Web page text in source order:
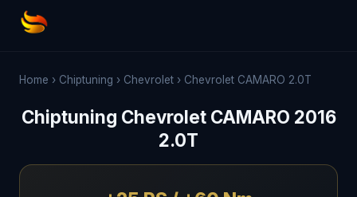
Home › Chiptuning › Chevrolet › Chevrolet CAMARO 2.0T
Chiptuning Chevrolet CAMARO 2016
2.0T